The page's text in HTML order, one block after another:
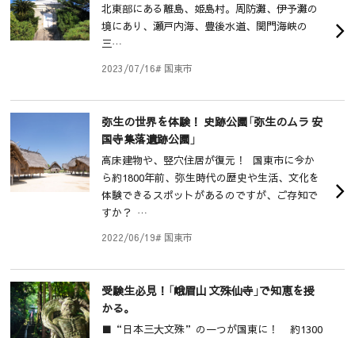
北東部にある離島、姫島村。周防灘、伊予灘の
境にあり、瀬戸内海、豊後水道、関門海峡の
三…
2023/07/16# 国東市
弥生の世界を体験！ 史跡公園「弥生のムラ 安
国寺集落遺跡公園」
高床建物や、竪穴住居が復元！ 国東市に今か
ら約1800年前、弥生時代の歴史や生活、文化を
体験できるスポットがあるのですが、ご存知で
すか？ …
2022/06/19# 国東市
受験生必見！「峨眉山 文殊仙寺」で知恵を授
かる。
■“日本三大文殊”の一つが国東に！ 約1300